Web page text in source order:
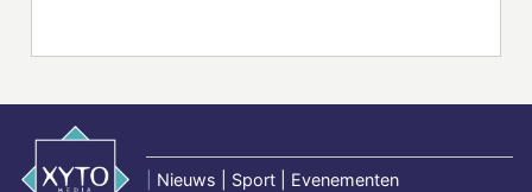
Nieuws | Sport | Evenementen